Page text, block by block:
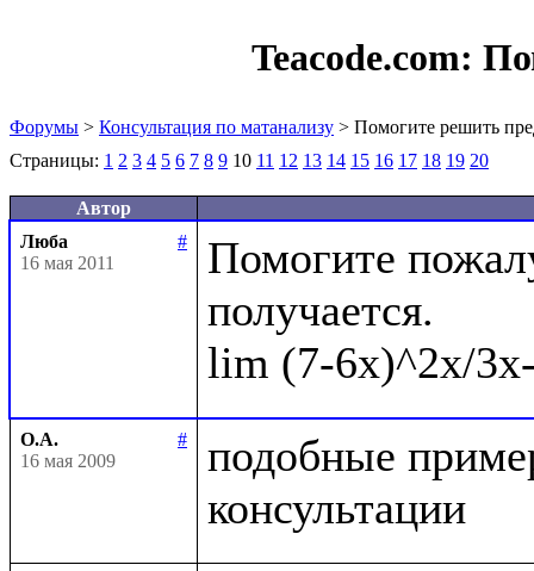
Teacode.com:
Форумы > Консультация по матанализу > Помогите решить
Страницы: 1 2 3 4 5 6 7 8 9 10 11 12 13 14 15 16 17 18 19 20
Автор
Люба
#
16 мая 2011
Помогите
получается.
О.А.
#
16 мая 2009
подобные